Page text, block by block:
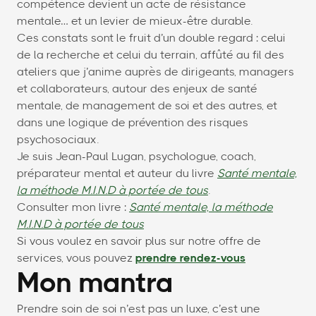
compétence devient un acte de résistance
mentale… et un levier de mieux-être durable.
Ces constats sont le fruit d’un double regard : celui
de la recherche et celui du terrain, affûté au fil des
ateliers que j’anime auprès de dirigeants, managers
et collaborateurs, autour des enjeux de santé
mentale, de management de soi et des autres, et
dans une logique de prévention des risques
psychosociaux.
Je suis Jean-Paul Lugan, psychologue, coach,
préparateur mental et auteur du livre Santé mentale,
la méthode M.I.N.D à portée de tous.
Consulter mon livre : Santé mentale, la méthode
M.I.N.D à portée de tous
Si vous voulez en savoir plus sur notre offre de
services, vous pouvez prendre rendez-vous
Mon mantra
Prendre soin de soi n’est pas un luxe, c’est une